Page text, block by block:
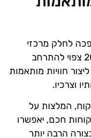
לחלק מרכזי
במחקר שוק בינלאומי. בשנת 2025 צפוי להתרחב
חוויות מותאמות
וצרכיו.
המלצות על
חכם, יאפשרו
הרבה יותר